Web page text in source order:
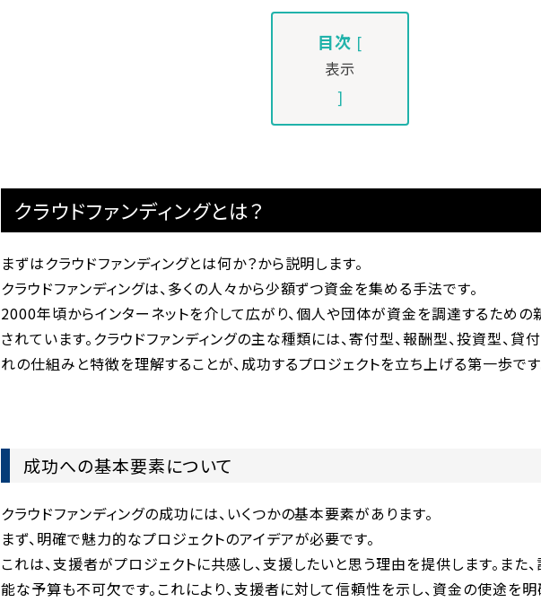
目次 [
表示
]
クラウドファンディングとは？
まずはクラウドファンディングとは何か？から説明します。
クラウドファンディングは、多くの人々から少額ずつ資金を集める手法です。
2000年頃からインターネットを介して広がり、個人や団体が資金を調達するための
されています。クラウドファンディングの主な種類には、寄付型、報酬型、投資型、貸
れの仕組みと特徴を理解することが、成功するプロジェクトを立ち上げる第一歩です
成功への基本要素について
クラウドファンディングの成功には、いくつかの基本要素があります。
まず、明確で魅力的なプロジェクトのアイデアが必要です。
これは、支援者がプロジェクトに共感し、支援したいと思う理由を提供します。また
能な予算も不可欠です。これにより、支援者に対して信頼性を示し、資金の使途を